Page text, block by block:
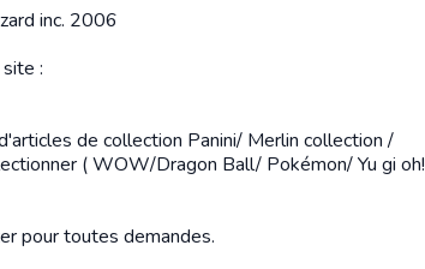
inc. 2006
:
de collection Panini/ Merlin collection /
( WOW/Dragon Ball/ Pokémon/ Yu gi oh!
pour toutes demandes.